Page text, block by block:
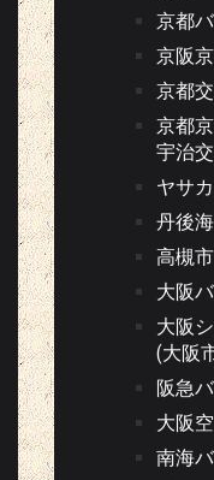
京都
京阪
京都
京都
宇治
ヤサ
丹後
高槻
大阪
大阪
(大阪
阪急
大阪
南海